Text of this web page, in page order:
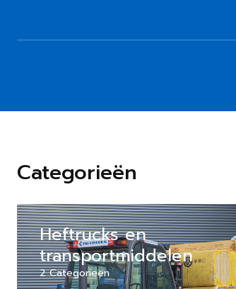
Categorieën
Heftrucks en
transportmiddelen
2 Categorieën